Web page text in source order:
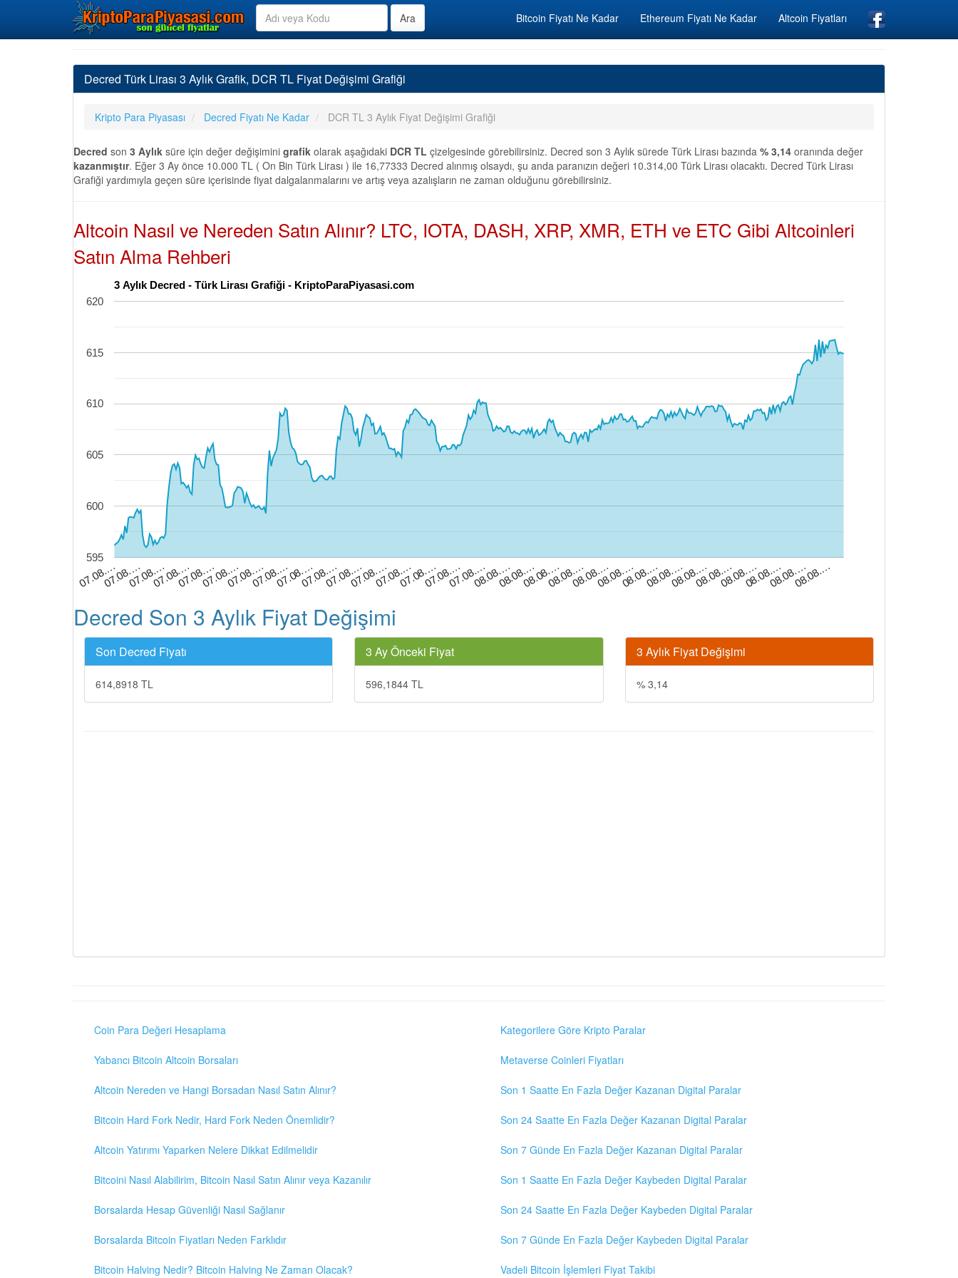
Bitcoin Fiyatı Ne Kadar Ethereum Fiyatı Ne Kadar Altcoin Fiyatları
Decred Türk Lirası 3 Aylık Grafik, DCR TL Fiyat Değişimi Grafiği
Kripto Para Piyasası Decred Fiyatı Ne Kadar DCR TL 3 Aylık Fiyat Değişimi Grafiği
Decred son 3 Aylık süre için değer değişimini grafik olarak aşağıdaki DCR TL çizelgesinde görebilirsiniz. Decred son 3 Aylık sürede Türk Lirası bazında % 3,14 oranında değer
kazanmıştır. Eğer 3 Ay önce 10.000 TL ( On Bin Türk Lirası ) ile 16,77333 Decred alınmış olsaydı, şu anda paranızın değeri 10.314,00 Türk Lirası olacaktı. Decred Türk Lirası
Grafiği yardımıyla geçen süre içerisinde fiyat dalgalanmalarını ve artış veya azalışların ne zaman olduğunu görebilirsiniz.
Altcoin Nasıl ve Nereden Satın Alınır? LTC, IOTA, DASH, XRP, XMR, ETH ve ETC Gibi Altcoinleri
Satın Alma Rehberi
3 Aylık Decred - Türk Lirası Grafiği - KriptoParaPiyasasi.com
07.08.…07.08.…07.08.…07.08.…07.08.…07.08.…07.08.…07.08.…07.08.…07.08.…07.08.…07.08.…07.08.…07.08.…07.08.…07.08.…08.08.…08.08.…08.08.…08.08.…08.08.…08.08.…08.08.…08.08.…08.08.…08.08.…08.08.…08.08.…08.08.…08.08.…
595
600
605
610
615
620
Decred Son 3 Aylık Fiyat Değişimi
Son Decred Fiyatı
614,8918 TL
3 Ay Önceki Fiyat
596,1844 TL
3 Aylık Fiyat Değişimi
% 3,14
Coin Para Değeri Hesaplama
Yabancı Bitcoin Altcoin Borsaları
Altcoin Nereden ve Hangi Borsadan Nasıl Satın Alınır?
Bitcoin Hard Fork Nedir, Hard Fork Neden Önemlidir?
Altcoin Yatırımı Yaparken Nelere Dikkat Edilmelidir
Bitcoini Nasıl Alabilirim, Bitcoin Nasıl Satın Alınır veya Kazanılır
Borsalarda Hesap Güvenliği Nasıl Sağlanır
Borsalarda Bitcoin Fiyatları Neden Farklıdır
Bitcoin Halving Nedir? Bitcoin Halving Ne Zaman Olacak?
Kategorilere Göre Kripto Paralar
Metaverse Coinleri Fiyatları
Son 1 Saatte En Fazla Değer Kazanan Digital Paralar
Son 24 Saatte En Fazla Değer Kazanan Digital Paralar
Son 7 Günde En Fazla Değer Kazanan Digital Paralar
Son 1 Saatte En Fazla Değer Kaybeden Digital Paralar
Son 24 Saatte En Fazla Değer Kaybeden Digital Paralar
Son 7 Günde En Fazla Değer Kaybeden Digital Paralar
Vadeli Bitcoin İşlemleri Fiyat Takibi